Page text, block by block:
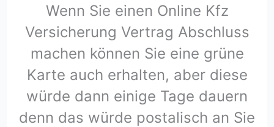
Wenn Sie einen Online Kfz
Versicherung Vertrag Abschluss
machen können Sie eine grüne
Karte auch erhalten, aber diese
würde dann einige Tage dauern
denn das würde postalisch an Sie